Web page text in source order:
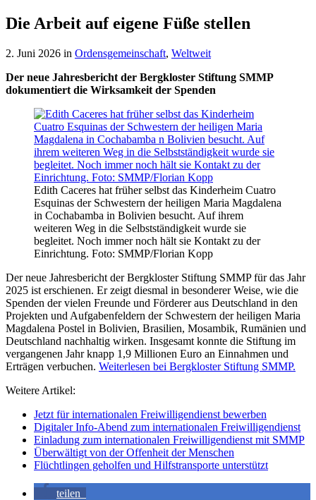
Die Arbeit auf eigene Füße stellen
2. Juni 2026 in Ordensgemeinschaft, Weltweit
Der neue Jahresbericht der Bergkloster Stiftung SMMP
dokumentiert die Wirksamkeit der Spenden
Edith Caceres hat früher selbst das Kinderheim Cuatro
Esquinas der Schwestern der heiligen Maria Magdalena
in Cochabamba in Bolivien besucht. Auf ihrem
weiteren Weg in die Selbstständigkeit wurde sie
begleitet. Noch immer noch hält sie Kontakt zu der
Einrichtung. Foto: SMMP/Florian Kopp
Der neue Jahresbericht der Bergkloster Stiftung SMMP für das Jahr
2025 ist erschienen. Er zeigt diesmal in besonderer Weise, wie die
Spenden der vielen Freunde und Förderer aus Deutschland in den
Projekten und Aufgabenfeldern der Schwestern der heiligen Maria
Magdalena Postel in Bolivien, Brasilien, Mosambik, Rumänien und
Deutschland nachhaltig wirken. Insgesamt konnte die Stiftung im
vergangenen Jahr knapp 1,9 Millionen Euro an Einnahmen und
Erträgen verbuchen. Weiterlesen bei Bergkloster Stiftung SMMP.
Weitere Artikel:
Jetzt für internationalen Freiwilligendienst bewerben
Digitaler Info-Abend zum internationalen Freiwilligendienst
Einladung zum internationalen Freiwilligendienst mit SMMP
Überwältigt von der Offenheit der Menschen
Flüchtlingen geholfen und Hilfstransporte unterstützt
teilen